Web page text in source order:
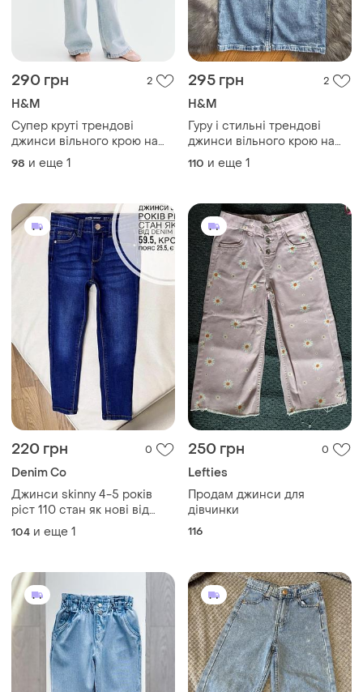
290 грн 2
H&M
Супер круті трендові
джинси вільного крою на
дівчинку 3/4р h&m
98 и еще 1
295 грн 2
H&M
Гуру і стильні трендові
джинси вільного крою на
дівчинку 5/6р h&m
110 и еще 1
220 грн 0
Denim Co
Джинси skinny 4-5 років
ріст 110 стан як нові від
denim co дов 59.5, крок 41.5,
пояс 25.5, є утяжка
104 и еще 1
250 грн 0
Lefties
Продам джинси для
дівчинки
116